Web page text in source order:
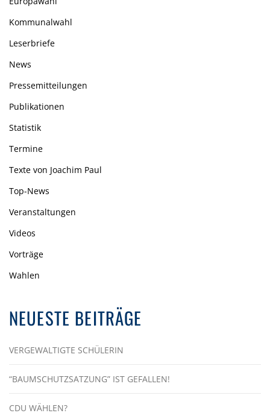
Kommunalwahl
Leserbriefe
News
Pressemitteilungen
Publikationen
Statistik
Termine
Texte von Joachim Paul
Top-News
Veranstaltungen
Videos
Vorträge
Wahlen
NEUESTE BEITRÄGE
VERGEWALTIGTE SCHÜLERIN
“BAUMSCHUTZSATZUNG” IST GEFALLEN!
CDU WÄHLEN?